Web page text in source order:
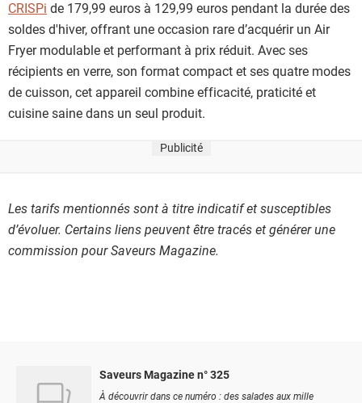
CRISPi de 179,99 euros à 129,99 euros pendant la durée des
soldes d'hiver, offrant une occasion rare d’acquérir un Air
Fryer modulable et performant à prix réduit. Avec ses
récipients en verre, son format compact et ses quatre modes
de cuisson, cet appareil combine efficacité, praticité et
cuisine saine dans un seul produit.
Publicité
Les tarifs mentionnés sont à titre indicatif et susceptibles
d’évoluer. Certains liens peuvent être tracés et générer une
commission pour Saveurs Magazine.
Saveurs Magazine n° 325
À découvrir dans ce numéro : des salades aux mille